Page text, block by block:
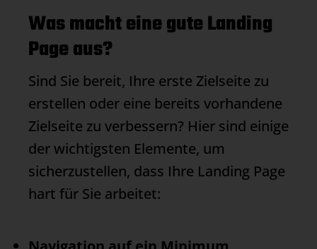
Was macht eine gute Landing
Page aus?
Sind Sie bereit, Ihre erste Zielseite zu
erstellen oder eine bereits vorhandene
Zielseite zu verbessern? Hier sind einige
der wichtigsten Elemente, um
sicherzustellen, dass Ihre Landing Page
hart für Sie arbeitet: